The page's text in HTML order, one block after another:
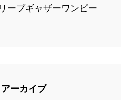
ーブギャザーワンピー
アーカイブ